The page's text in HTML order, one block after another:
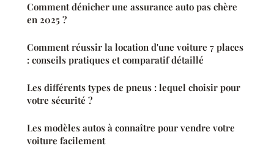
Comment dénicher une assurance auto pas chère
en 2025 ?
Comment réussir la location d'une voiture 7 places
: conseils pratiques et comparatif détaillé
Les différents types de pneus : lequel choisir pour
votre sécurité ?
Les modèles autos à connaître pour vendre votre
voiture facilement